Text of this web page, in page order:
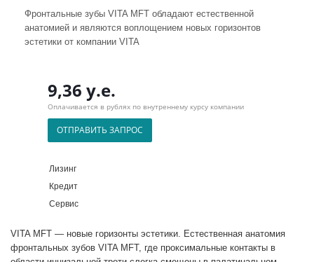
Фронтальные зубы VITA MFT обладают естественной
анатомией и являются воплощением новых горизонтов
эстетики от компании VITA
9,36 у.е.
Оплачивается в рублях по внутреннему курсу компании
ОТПРАВИТЬ ЗАПРОС
Лизинг
Кредит
Сервис
VITA MFT — новые горизонты эстетики. Естественная анатомия
фронтальных зубов VITA MFT, где проксимальные контакты в